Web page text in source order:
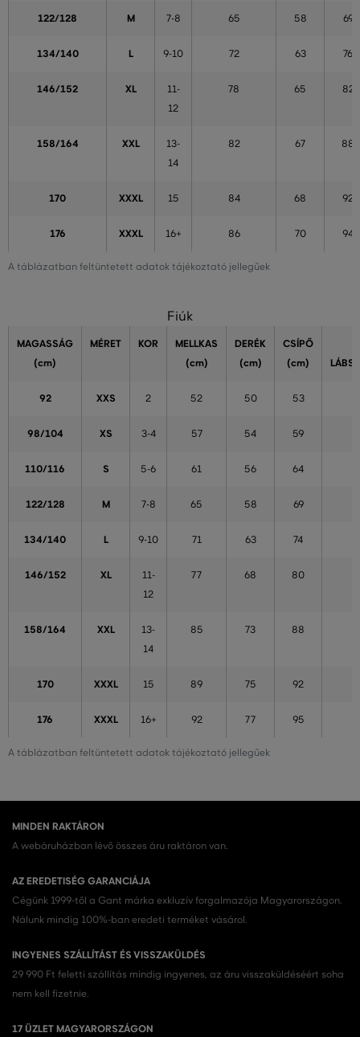
A táblázatban feltüntetett adatok tájékoztató jellegűek
122/128 M 7-8 65 58 69
134/140 L 9-10 72 63 76
146/152 XL
11-
12
78 65 82
158/164 XXL
13-
14
82 67 88
170 XXXL 15 84 68 92
176 XXXL 16+ 86 70 94
Fiúk
A táblázatban feltüntetett adatok tájékoztató jellegűek
MAGASSÁG
(cm)
MÉRET KOR
MELLKAS
(cm)
DERÉK
(cm)
CSÍPŐ
(cm)
92 XXS 2 52 50 53
98/104 XS 3-4 57 54 59
110/116 S 5-6 61 56 64
122/128 M 7-8 65 58 69
134/140 L 9-10 71 63 74
146/152 XL
11-
12
77 68 80
158/164 XXL
13-
14
85 73 88
170 XXXL 15 89 75 92
176 XXXL 16+ 92 77 95
MINDEN RAKTÁRON
A webáruházban lévő összes áru raktáron van.
AZ EREDETISÉG GARANCIÁJA
Cégünk 1999-től a Gant márka exkluzív forgalmazója Magyarországon.
Nálunk mindig 100%-ban eredeti terméket vásárol.
INGYENES SZÁLLÍTÁST ÉS VISSZAKÜLDÉS
29 990 Ft feletti szállítás mindig ingyenes, az áru visszaküldéséért soha
nem kell fizetnie.
17 ÜZLET MAGYARORSZÁGON